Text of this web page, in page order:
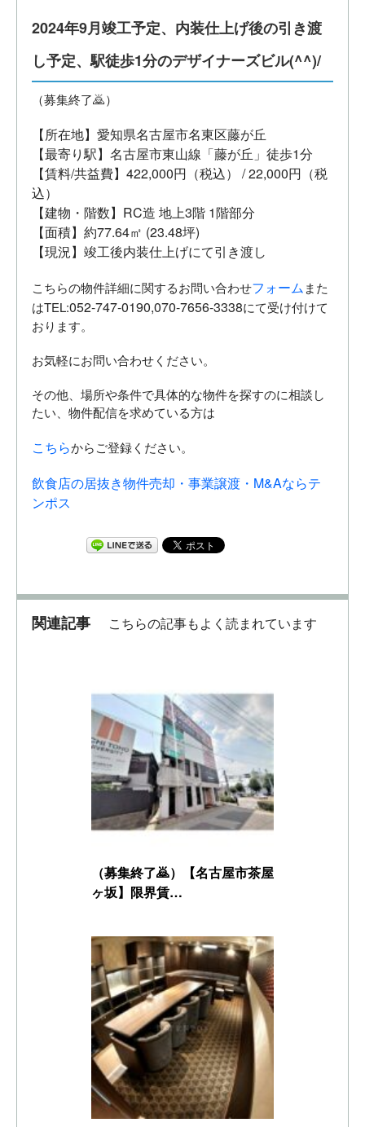
2024年9月竣工予定、内装仕上げ後の引き渡
し予定、駅徒歩1分のデザイナーズビル(^^)/
（募集終了🙇）
【所在地】愛知県名古屋市名東区藤が丘
【最寄り駅】名古屋市東山線「藤が丘」徒歩1分
【賃料/共益費】422,000円（税込） / 22,000円（税
込）
【建物・階数】RC造 地上3階 1階部分
【面積】約77.64㎡ (23.48坪)
【現況】竣工後内装仕上げにて引き渡し
こちらの物件詳細に関するお問い合わせフォームまた
はTEL:052-747-0190,070-7656-3338にて受け付けて
おります。
お気軽にお問い合わせください。
その他、場所や条件で具体的な物件を探すのに相談し
たい、物件配信を求めている方は
こちらからご登録ください。
飲食店の居抜き物件売却・事業譲渡・M&Aならテ
ンポス
関連記事 こちらの記事もよく読まれています
（募集終了🙇）【名古屋市茶屋
ヶ坂】限界賃…